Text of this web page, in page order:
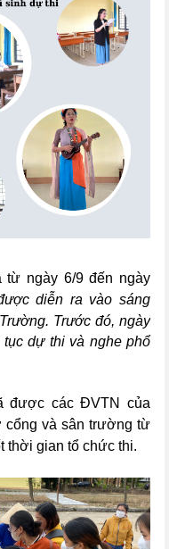
ngày 6/9 đến ngày
diễn ra vào sáng
ng. Trước đó, ngày
dự thi và nghe phổ
được các ĐVTN của
cổng và sân trường từ
thời gian tổ chức thi.